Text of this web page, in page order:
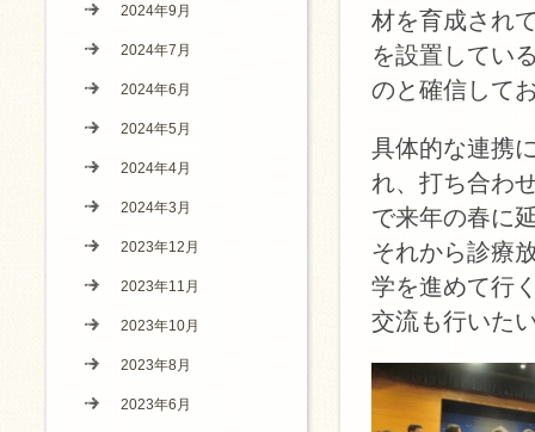
材を育成され
を設置してい
のと確信して
具体的な連携
れ、打ち合わ
で来年の春に
それから診療
学を進めて行
交流も行いた
2024年9月
2024年7月
2024年6月
2024年5月
2024年4月
2024年3月
2023年12月
2023年11月
2023年10月
2023年8月
2023年6月